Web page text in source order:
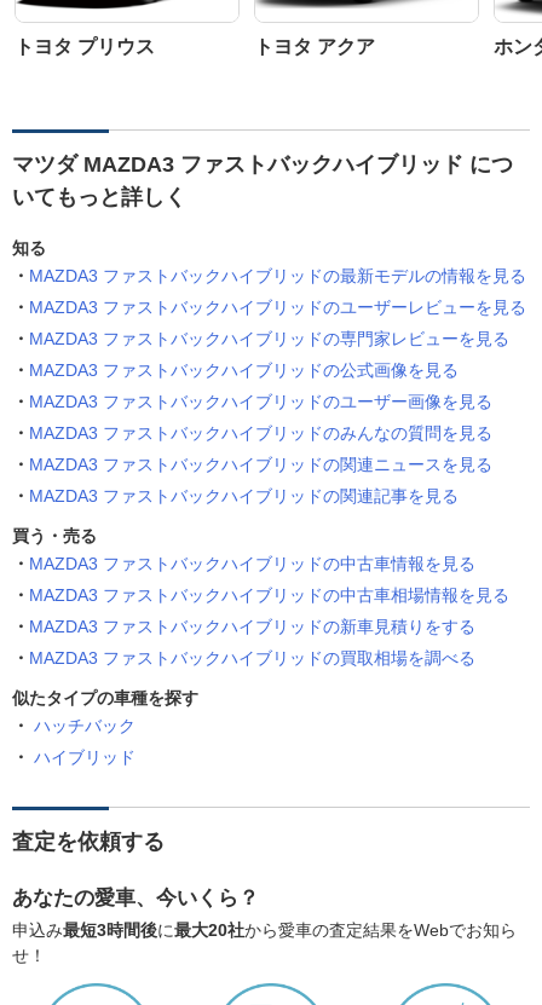
トヨタ プリウス トヨタ アクア ホン
マツダ MAZDA3 ファストバックハイブリッド につ
いてもっと詳しく
知る
MAZDA3 ファストバックハイブリッドの最新モデルの情報を見る
MAZDA3 ファストバックハイブリッドのユーザーレビューを見る
MAZDA3 ファストバックハイブリッドの専門家レビューを見る
MAZDA3 ファストバックハイブリッドの公式画像を見る
MAZDA3 ファストバックハイブリッドのユーザー画像を見る
MAZDA3 ファストバックハイブリッドのみんなの質問を見る
MAZDA3 ファストバックハイブリッドの関連ニュースを見る
MAZDA3 ファストバックハイブリッドの関連記事を見る
買う・売る
MAZDA3 ファストバックハイブリッドの中古車情報を見る
MAZDA3 ファストバックハイブリッドの中古車相場情報を見る
MAZDA3 ファストバックハイブリッドの新車見積りをする
MAZDA3 ファストバックハイブリッドの買取相場を調べる
似たタイプの車種を探す
ハッチバック
ハイブリッド
査定を依頼する
あなたの愛車、今いくら？
申込み最短3時間後に最大20社から愛車の査定結果をWebでお知ら
せ！